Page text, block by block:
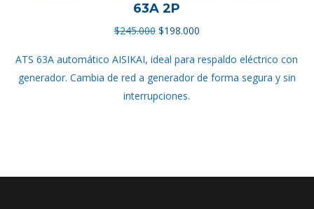
63A 2P
$245.000 El
original
era:
$245.000.
$198.000El
actual
es:
ATS 63A automático AISIKAI, ideal para respaldo eléctrico con
generador. Cambia de red a generador de forma segura y sin
interrupciones.